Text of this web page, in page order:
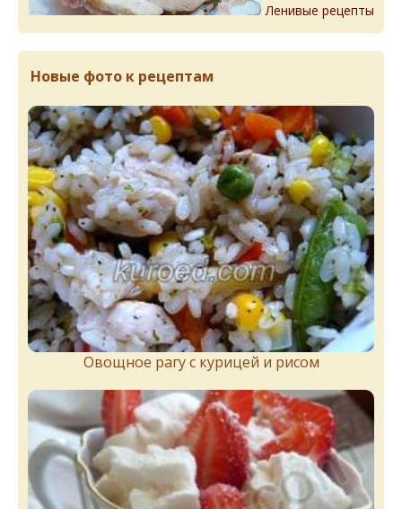
Ленивые рецепты
Новые фото к рецептам
Овощное рагу с курицей и рисом